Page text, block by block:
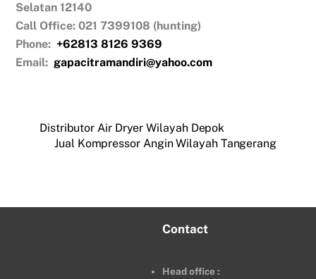
Selatan 12140
Call Office: 021 7399108 (hunting)
Phone: +628138126 9369
Email: gapacitramandiri@yahoo.com
Distributor Air Dryer Wilayah Depok
Jual Kompressor Angin Wilayah Tangerang
Contact
Head office :